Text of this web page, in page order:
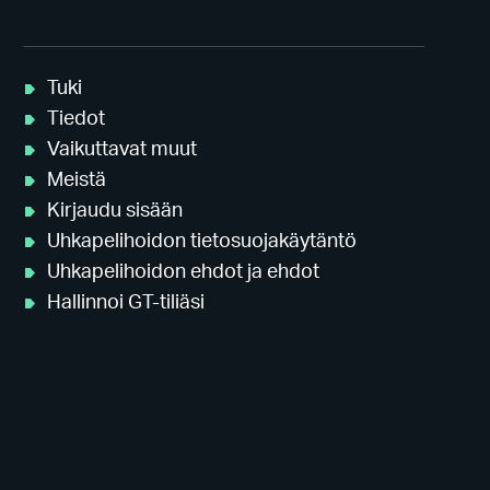
Tuki
Tiedot
Vaikuttavat muut
Meistä
Kirjaudu sisään
Uhkapelihoidon tietosuojakäytäntö
Uhkapelihoidon ehdot ja ehdot
Hallinnoi GT-tiliäsi